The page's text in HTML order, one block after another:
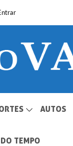
AUTOS
TEMPO